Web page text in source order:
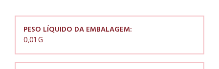
PESO LÍQUIDO DA EMBALAGEM:
0,01 G